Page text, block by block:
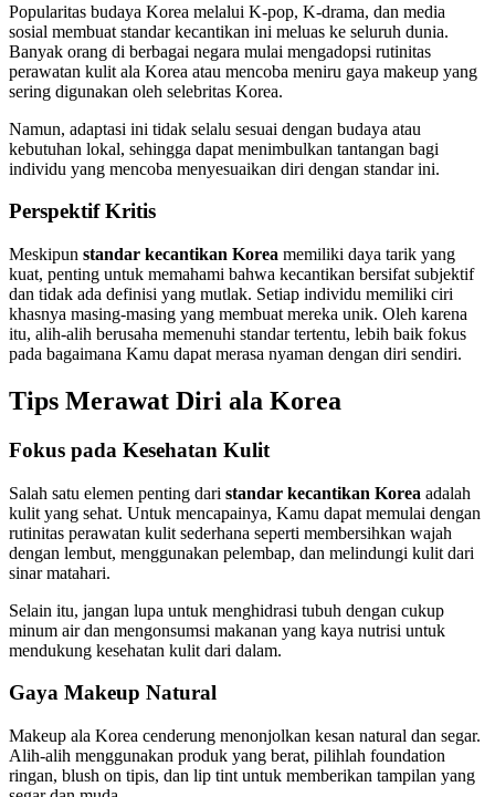
Popularitas budaya Korea melalui K-pop, K-drama, dan media
sosial membuat standar kecantikan ini meluas ke seluruh dunia.
Banyak orang di berbagai negara mulai mengadopsi rutinitas
perawatan kulit ala Korea atau mencoba meniru gaya makeup yang
sering digunakan oleh selebritas Korea.
Namun, adaptasi ini tidak selalu sesuai dengan budaya atau
kebutuhan lokal, sehingga dapat menimbulkan tantangan bagi
individu yang mencoba menyesuaikan diri dengan standar ini.
Perspektif Kritis
Meskipun standar kecantikan Korea memiliki daya tarik yang
kuat, penting untuk memahami bahwa kecantikan bersifat subjektif
dan tidak ada definisi yang mutlak. Setiap individu memiliki ciri
khasnya masing-masing yang membuat mereka unik. Oleh karena
itu, alih-alih berusaha memenuhi standar tertentu, lebih baik fokus
pada bagaimana Kamu dapat merasa nyaman dengan diri sendiri.
Tips Merawat Diri ala Korea
Fokus pada Kesehatan Kulit
Salah satu elemen penting dari standar kecantikan Korea adalah
kulit yang sehat. Untuk mencapainya, Kamu dapat memulai dengan
rutinitas perawatan kulit sederhana seperti membersihkan wajah
dengan lembut, menggunakan pelembap, dan melindungi kulit dari
sinar matahari.
Selain itu, jangan lupa untuk menghidrasi tubuh dengan cukup
minum air dan mengonsumsi makanan yang kaya nutrisi untuk
mendukung kesehatan kulit dari dalam.
Gaya Makeup Natural
Makeup ala Korea cenderung menonjolkan kesan natural dan segar.
Alih-alih menggunakan produk yang berat, pilihlah foundation
ringan, blush on tipis, dan lip tint untuk memberikan tampilan yang